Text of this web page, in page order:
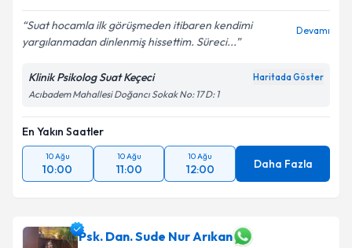
Suat hocamla ilk görüşmeden itibaren kendimi
yargılanmadan dinlenmiş hissettim. Süreci...
Devamı
Klinik Psikolog Suat Keçeci Haritada Göster
Acıbadem Mahallesi Doğancı Sokak No: 17 D: 1
En Yakın Saatler
10 Ağu
10:00
10 Ağu
11:00
10 Ağu
12:00 Daha Fazla
Psk. Dan. Sude Nur Arıkan